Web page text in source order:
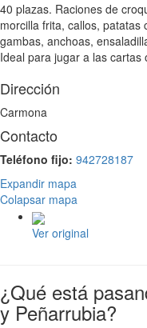
40 plazas. Raciones de
morcilla frita, callos, patatas
gambas, anchoas,
Ideal para jugar a las cartas
Dirección
Carmona
Contacto
Teléfono fijo: 942728187
Expandir mapa
Colapsar mapa
Ver original
¿Qué está
y Peñarrubia?